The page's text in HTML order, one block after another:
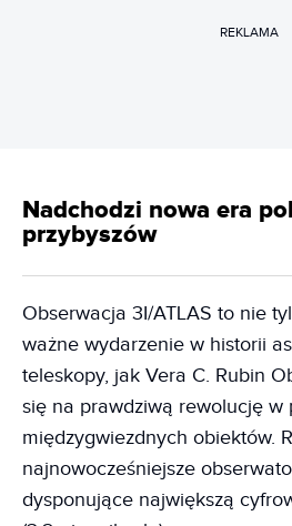
REKLAMA
Nadchodzi nowa era
przybyszów
Obserwacja 3I/ATLAS to nie
ważne wydarzenie w historii
teleskopy, jak Vera C. Rubin
się na prawdziwą rewolucję w
międzygwiezdnych obiektów.
najnowocześniejsze
dysponujące największą